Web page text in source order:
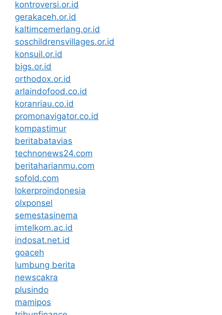
kontroversi.or.id
gerakaceh.or.id
kaltimcemerlang.or.id
soschildrensvillages.or.id
konsuil.or.id
bigs.or.id
orthodox.or.id
arlaindofood.co.id
koranriau.co.id
promonavigator.co.id
kompastimur
beritabatavias
technonews24.com
beritaharianmu.com
sofold.com
lokerproindonesia
olxponsel
semestasinema
imtelkom.ac.id
indosat.net.id
goaceh
lumbung berita
newscakra
plusindo
mamipos